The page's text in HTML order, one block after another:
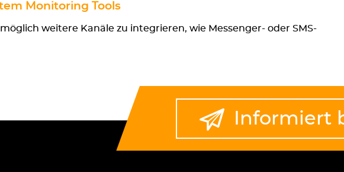
Monitoring Tools
weitere Kanäle zu integrieren, wie Messenger- oder SMS-
Informiert